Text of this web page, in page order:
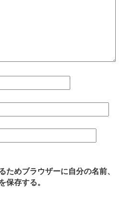
ためブラウザーに自分の名前、
保存する。